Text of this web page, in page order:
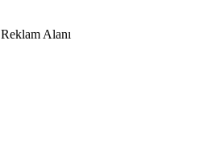
Reklam Alanı